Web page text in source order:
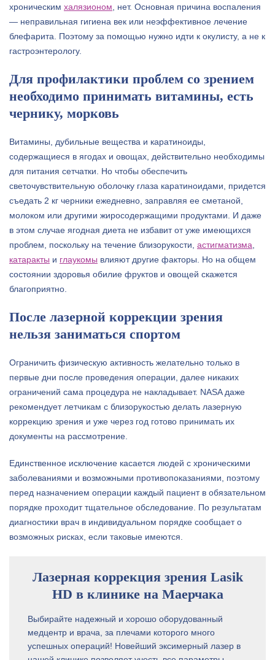
хроническим халязионом , нет. Основная причина воспаления
— неправильная гигиена век или неэффективное лечение
блефарита. Поэтому за помощью нужно идти к окулисту, а не к
гастроэнтерологу.
Для профилактики проблем со зрением
необходимо принимать витамины, есть
чернику, морковь
Витамины, дубильные вещества и каратиноиды,
содержащиеся в ягодах и овощах, действительно необходимы
для питания сетчатки. Но чтобы обеспечить
светочувствительную оболочку глаза каратиноидами, придется
съедать 2 кг черники ежедневно, заправляя ее сметаной,
молоком или другими жиросодержащими продуктами. И даже
в этом случае ягодная диета не избавит от уже имеющихся
проблем, поскольку на течение близорукости, астигматизма
катаракты и глаукомы влияют другие факторы. Но на общем
состоянии здоровья обилие фруктов и овощей скажется
благоприятно.
После лазерной коррекции зрения
нельзя заниматься спортом
Ограничить физическую активность желательно только в
первые дни после проведения операции, далее никаких
ограничений сама процедура не накладывает. NASA даже
рекомендует летчикам с близорукостью делать лазерную
коррекцию зрения и уже через год готово принимать их
документы на рассмотрение.
Единственное исключение касается людей с хроническими
заболеваниями и возможными противопоказаниями, поэтому
перед назначением операции каждый пациент в обязательном
порядке проходит тщательное обследование. По результатам
диагностики врач в индивидуальном порядке сообщает о
возможных рисках, если таковые имеются.
Лазерная коррекция зрения Lasik
HD в клинике на Маерчака
Выбирайте надежный и хорошо оборудованный
медцентр и врача, за плечами которого много
успешных операций! Новейший эксимерный лазер в